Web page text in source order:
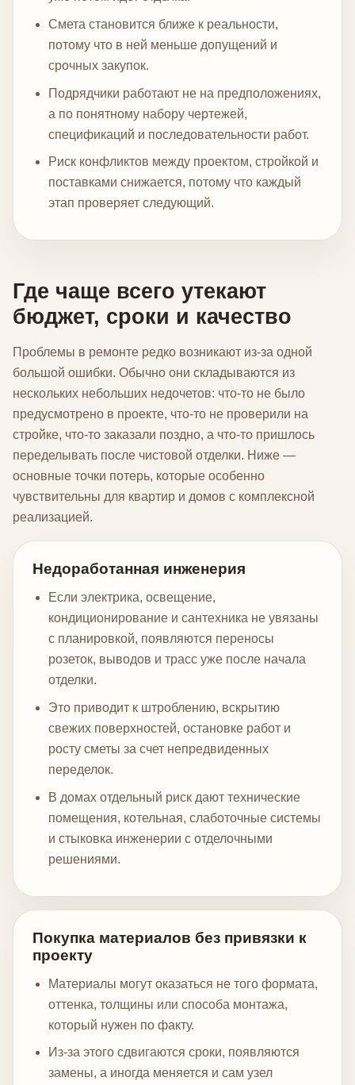
Смета становится ближе к реальности,
потому что в ней меньше допущений и
срочных закупок.
Подрядчики работают не на предположениях,
а по понятному набору чертежей,
спецификаций и последовательности работ.
Риск конфликтов между проектом, стройкой и
поставками снижается, потому что каждый
этап проверяет следующий.
Где чаще всего утекают
бюджет, сроки и качество
Проблемы в ремонте редко возникают из-за одной
большой ошибки. Обычно они складываются из
нескольких небольших недочетов: что-то не было
предусмотрено в проекте, что-то не проверили на
стройке, что-то заказали поздно, а что-то пришлось
переделывать после чистовой отделки. Ниже —
основные точки потерь, которые особенно
чувствительны для квартир и домов с комплексной
реализацией.
Недоработанная инженерия
Если электрика, освещение,
кондиционирование и сантехника не увязаны
с планировкой, появляются переносы
розеток, выводов и трасс уже после начала
отделки.
Это приводит к штроблению, вскрытию
свежих поверхностей, остановке работ и
росту сметы за счет непредвиденных
переделок.
В домах отдельный риск дают технические
помещения, котельная, слаботочные системы
и стыковка инженерии с отделочными
решениями.
Покупка материалов без привязки к
проекту
Материалы могут оказаться не того формата,
оттенка, толщины или способа монтажа,
который нужен по факту.
Из-за этого сдвигаются сроки, появляются
замены, а иногда меняется и сам узел